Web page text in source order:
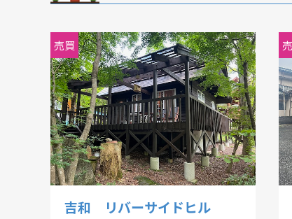
売買
吉和 リバーサイドヒル